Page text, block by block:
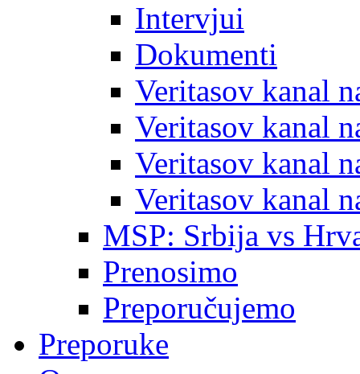
Intervjui
Dokumenti
Veritasov kanal
Veritasov kanal
Veritasov kanal
Veritasov kanal
MSP: Srbija vs
Prenosimo
Preporučujemo
Preporuke